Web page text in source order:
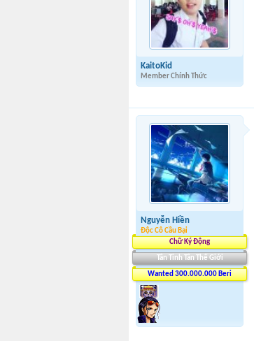
KaitoKid
Member Chính Thức
Nguyễn Hiền
Độc Cô Cầu Bại
Chữ Ký Động
Tân Tinh Tân Thế Giới
Wanted 300.000.000 Beri